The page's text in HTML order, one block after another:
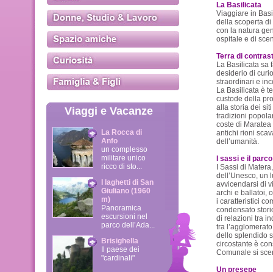
Viaggi e Vacanze
La Rocca di
Anfo
un complesso
militare unico
ricco di sto...
I laghetti di San
Giuliano (1960
m)
Panoramica
escursioni nel
parco dell’Ada...
Brisighella
Il paese dei
"cardinali"
La Basilicata
Viaggiare in
della scoperta di
con la natura
ospitale e di
Terra di
La Basilicata sa
desiderio di
straordinari e
La Basilicata è
custode della
alla storia dei
tradizioni
coste di Maratea
antichi rioni
dell’umanità.
I sassi e il
I Sassi di
dell’Unesco, un
avvicendarsi di
archi e ballatoi,
i caratteristici
condensato
di relazioni tra
tra
dello splendido
circostante è
Comunale si
Un presepe